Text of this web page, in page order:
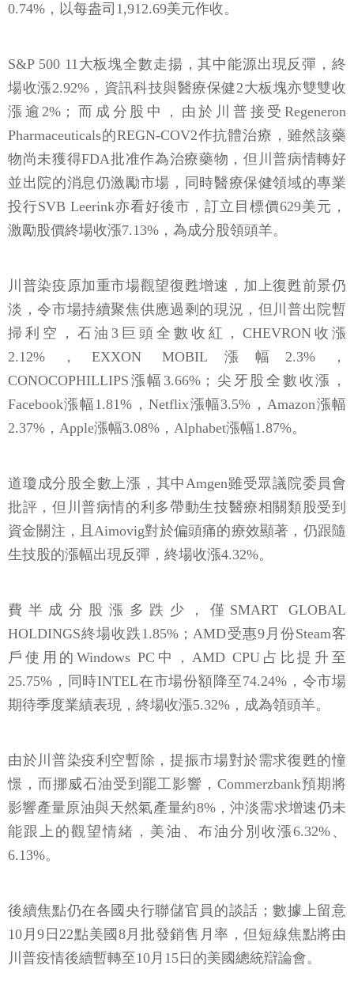
0.74%，以每盎司1,912.69美元作收。
S&P 500 11大板塊全數走揚，其中能源出現反彈，終
場收漲2.92%，資訊科技與醫療保健2大板塊亦雙雙收
漲逾2%；而成分股中，由於川普接受Regeneron
Pharmaceuticals的REGN-COV2作抗體治療，雖然該藥
物尚未獲得FDA批准作為治療藥物，但川普病情轉好
並出院的消息仍激勵市場，同時醫療保健領域的專業
投行SVB Leerink亦看好後市，訂立目標價629美元，
激勵股價終場收漲7.13%，為成分股領頭羊。
川普染疫原加重市場觀望復甦增速，加上復甦前景仍
淡，令市場持續聚焦供應過剩的現況，但川普出院暫
掃利空，石油3巨頭全數收紅，CHEVRON收漲
2.12%，EXXON MOBIL漲幅2.3%，
CONOCOPHILLIPS漲幅3.66%；尖牙股全數收漲，
Facebook漲幅1.81%，Netflix漲幅3.5%，Amazon漲幅
2.37%，Apple漲幅3.08%，Alphabet漲幅1.87%。
道瓊成分股全數上漲，其中Amgen雖受眾議院委員會
批評，但川普病情的利多帶動生技醫療相關類股受到
資金關注，且Aimovig對於偏頭痛的療效顯著，仍跟隨
生技股的漲幅出現反彈，終場收漲4.32%。
費半成分股漲多跌少，僅SMART GLOBAL
HOLDINGS終場收跌1.85%；AMD受惠9月份Steam客
戶使用的Windows PC中，AMD CPU占比提升至
25.75%，同時INTEL在市場份額降至74.24%，令市場
期待季度業績表現，終場收漲5.32%，成為領頭羊。
由於川普染疫利空暫除，提振市場對於需求復甦的憧
憬，而挪威石油受到罷工影響，Commerzbank預期將
影響產量原油與天然氣產量約8%，沖淡需求增速仍未
能跟上的觀望情緒，美油、布油分別收漲6.32%、
6.13%。
後續焦點仍在各國央行聯儲官員的談話；數據上留意
10月9日22點美國8月批發銷售月率，但短線焦點將由
川普疫情後續暫轉至10月15日的美國總統辯論會。